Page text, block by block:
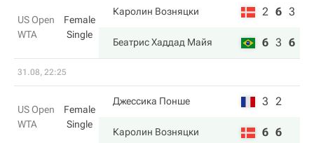
US Open
WTA
Female
Single
Каролин Возняцки 2 6 3
Беатрис Хаддад Майя 6 3 6
31.08, 22:25
US Open
WTA
Female
Single
Джессика Понше 3 2
Каролин Возняцки 6 6